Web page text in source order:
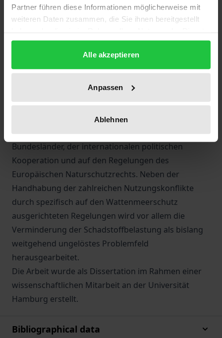
Partner führen diese Informationen möglicherweise mit
weiteren Daten zusammen, die Sie ihnen bereitgestellt
gesammelt haben.
Alle akzeptieren
Anpassen
Ablehnen
Regelungsregimes. Um den am Schutz des
Wattenmeeres Interessierten und den unmittelbar
schnellen Zugriff auf die maßgeblichen rechtlichen
Wattenmeerschutzes in dieser Studie
zusammengefaßt präsentiert.
Schwerpunkte liegen auf den
Nationalparkregelungen der norddeutschen
Bundesländer, der internationalen politischen
Kooperation und auf den Regelungen des
Europäischen Naturschutzrechts. Neben der
Handhabung der zahlreichen Nutzungskonflikte
durch spezifisch auf den Wattenmeerschutz
ausgerichteten Regelungen wird vor allem die
Verminderung der Schadstoffbelastung als bislang
weitgehend ungelöstes Problemfeld
herausgearbeitet.
Die Arbeit wurde als Dissertation im Rahmen einer
wissenschaftlichen Mitarbeit an der Universität
Hamburg erstellt.
Bibliographical data